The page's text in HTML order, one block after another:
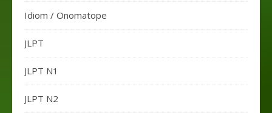
Idiom / Onomatope
JLPT
JLPT N1
JLPT N2